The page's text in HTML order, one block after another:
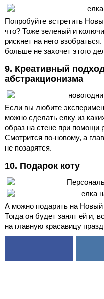
Попробуйте встретить
что? Тоже зеленый и
рискнет на него
больше не захочет этого
9. Креативный
абстракционизма
Если вы любите
можно сделать елку из
образ на стене при помощи
Смотрится по-новому, а
не позарятся.
10. Подарок коту
А можно подарить на Новый
Тогда он будет занят ей и,
на главную красавицу